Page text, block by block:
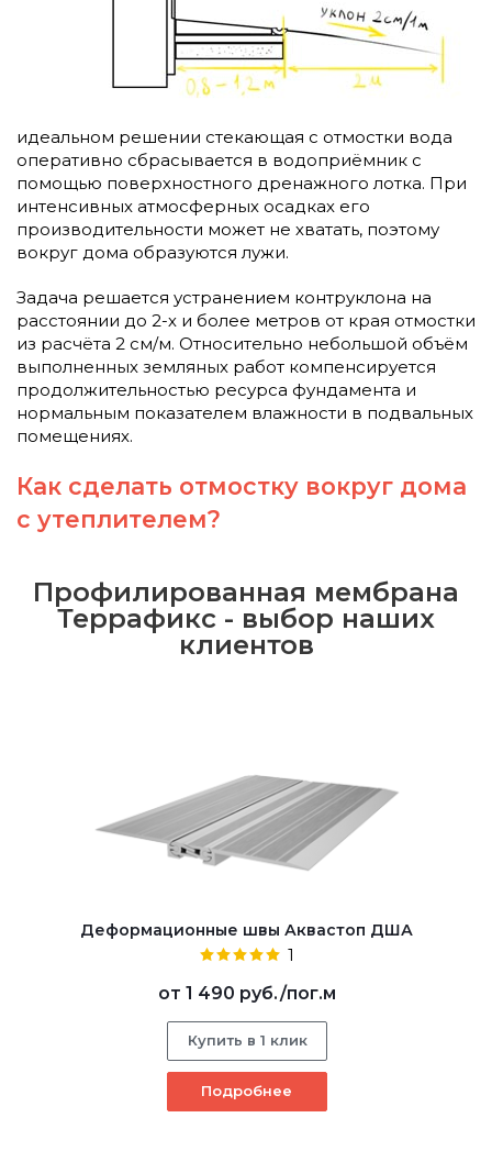
идеальном решении стекающая с отмостки вода
оперативно сбрасывается в водоприёмник с
помощью поверхностного дренажного лотка. При
интенсивных атмосферных осадках его
производительности может не хватать, поэтому
вокруг дома образуются лужи.
Задача решается устранением контруклона на
расстоянии до 2-х и более метров от края отмостки
из расчёта 2 см/м. Относительно небольшой объём
выполненных земляных работ компенсируется
продолжительностью ресурса фундамента и
нормальным показателем влажности в подвальных
помещениях.
Как сделать отмостку вокруг дома
с утеплителем?
Профилированная мембрана
Террафикс - выбор наших
клиентов
Деформационные швы Аквастоп ДША
1
от 1 490 руб./пог.м
Купить в 1 клик
Подробнее